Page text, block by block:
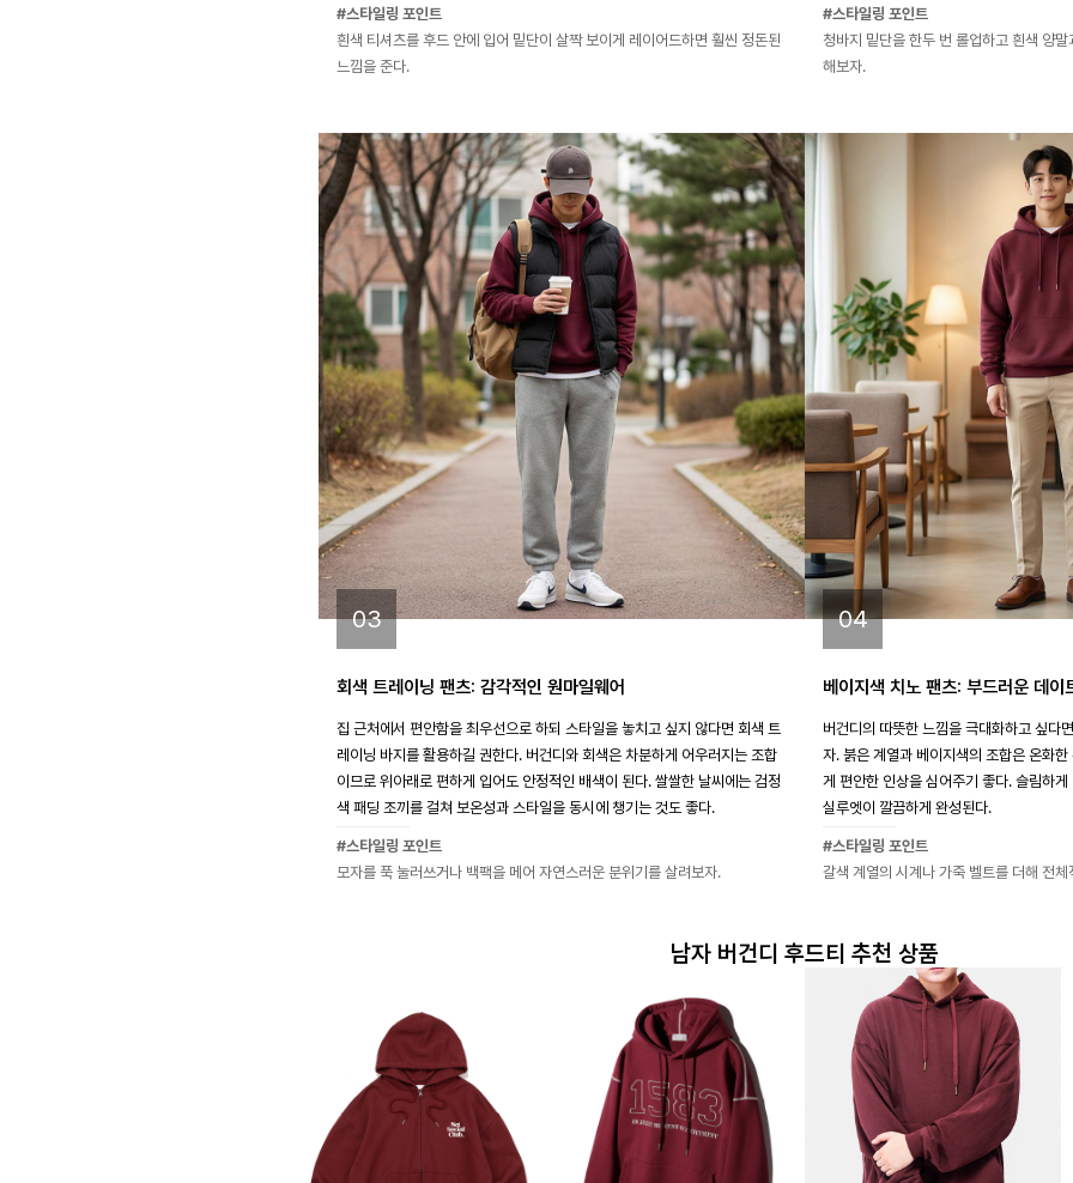
#스타일링 포인트
흰색 티셔츠를 후드 안에 입어 밑단이 살짝 보이게 레이어드하면 훨씬 정돈된
느낌을 준다.
#스타일링 포인트
청바지 밑단을 한두 번 롤업하고 흰색 양
해보자.
03
회색 트레이닝 팬츠: 감각적인 원마일웨어
집 근처에서 편안함을 최우선으로 하되 스타일을 놓치고 싶지 않다면 회색 트
레이닝 바지를 활용하길 권한다. 버건디와 회색은 차분하게 어우러지는 조합
이므로 위아래로 편하게 입어도 안정적인 배색이 된다. 쌀쌀한 날씨에는 검정
색 패딩 조끼를 걸쳐 보온성과 스타일을 동시에 챙기는 것도 좋다.
#스타일링 포인트
모자를 푹 눌러쓰거나 백팩을 메어 자연스러운 분위기를 살려보자.
04
베이지색 치노 팬츠: 부드러운 데이
버건디의 따뜻한 느낌을 극대화하고 싶다
자. 붉은 계열과 베이지색의 조합은 온화
게 편안한 인상을 심어주기 좋다. 슬림하
실루엣이 깔끔하게 완성된다.
#스타일링 포인트
갈색 계열의 시계나 가죽 벨트를 더해 전
남자 버건디 후드티 추천 상품